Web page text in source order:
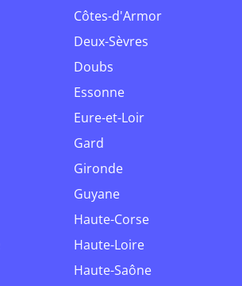
Côtes-d'Armor
Deux-Sèvres
Doubs
Essonne
Eure-et-Loir
Gard
Gironde
Guyane
Haute-Corse
Haute-Loire
Haute-Saône